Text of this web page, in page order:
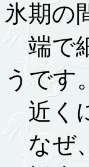
氷期の
端で細
うです
近く
なぜ